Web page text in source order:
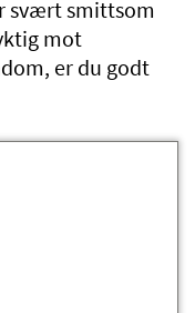
svært smittsom
mot
er du godt